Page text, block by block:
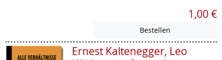
1,00 €
Ernest Kaltenegger, Leo